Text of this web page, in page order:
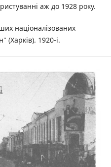
аж до 1928 року.
націоналізованих
(Харків). 1920-і.